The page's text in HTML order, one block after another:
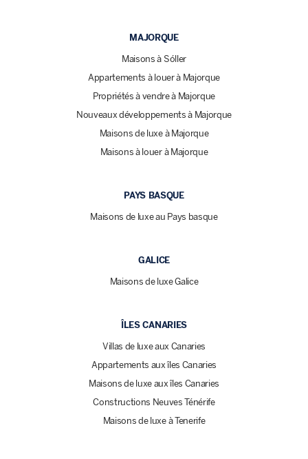
MAJORQUE
Maisons à Sóller
Appartements à louer à Majorque
Propriétés à vendre à Majorque
Nouveaux développements à Majorque
Maisons de luxe à Majorque
Maisons à louer à Majorque
PAYS BASQUE
Maisons de luxe au Pays basque
GALICE
Maisons de luxe Galice
ÎLES CANARIES
Villas de luxe aux Canaries
Appartements aux îles Canaries
Maisons de luxe aux îles Canaries
Constructions Neuves Ténérife
Maisons de luxe à Tenerife